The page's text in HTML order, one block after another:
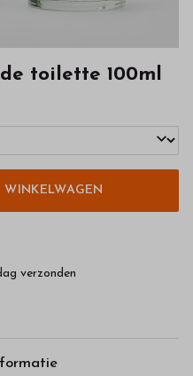
toilette 100ml
verzonden